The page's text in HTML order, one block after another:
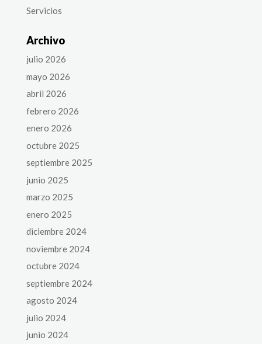
Servicios
Archivo
julio 2026
mayo 2026
abril 2026
febrero 2026
enero 2026
octubre 2025
septiembre 2025
junio 2025
marzo 2025
enero 2025
diciembre 2024
noviembre 2024
octubre 2024
septiembre 2024
agosto 2024
julio 2024
junio 2024